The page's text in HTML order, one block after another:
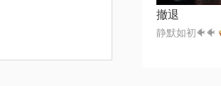
撤退
静默如初🐠🐠